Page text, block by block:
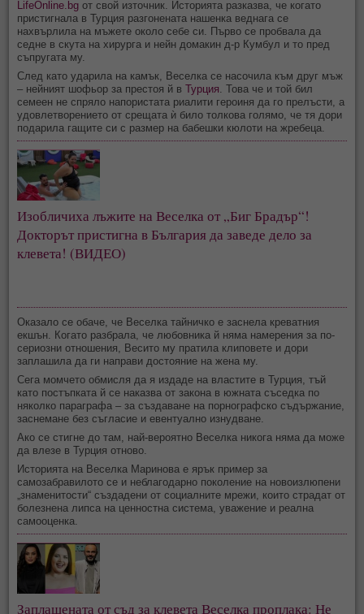
LifeOnline.bg от свой източник. Историята разказва, че когато
пристигнала в Турция разгонената нашенка веднага се
нахвърлила на мъжете около себе си. Първо се пробвала да
седне в скута на хирурга и нейн домакин д-р Кумбул и то пред
съпругата му.
След като ударила на камък, Веселка се насочила към друг мъж
– нейният шофьор за престоя й вТурция. Това че и той бил
семеен не спряло напористата риалити героиня да го прелъсти, а
удовлетворението от срещата ѝ било толкова голямо, че тя дори
подарила гащите си с размер на бабешки кюлоти на жребеца.
Изобличиха лъжите на Веселка от „Биг Брадър“!
Докторът пристигна в България да заведе дело за
клевета! (ВИДЕО)
Оказало се обаче, че Веселка тайничко е заснела креватния
екшън. Когато разбрала, че любовника й няма намерения за по-
сериозни отношения, Весито му пратила клиповете и дори
заплашила да ги направи достояние на жена му.
Сега момчето обмисля да я издаде на властите в Турция, тъй
като постъпката й се наказва от закона в южната съседка по
няколко параграфа – за създаване на порнографско съдържание,
заснемане без съгласие и евентуално изнудване.
Ако се стигне до там, най-вероятно Веселка никога няма да може
да влезе в Турция отново.
Историята на Веселка Маринова е ярък пример за
самозабравилото се и неблагодарно поколение на новоизлюпени
„знаменитости“ създадени от социалните мрежи, които страдат от
болезнена липса на ценностна система, уважение и реална
самооценка.
Заплашената от съд за клевета Веселка проплака: Не